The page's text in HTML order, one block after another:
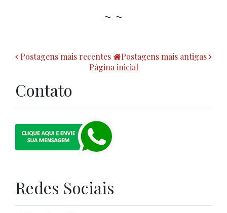
~ ~
Postagens mais recentes
Postagens mais antigas
Página inicial
Contato
Redes Sociais